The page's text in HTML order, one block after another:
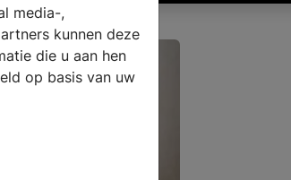
media-,
kunnen deze
die u aan hen
op basis van uw